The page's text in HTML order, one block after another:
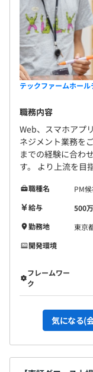
テックファームホー
職務内容
Web、スマホアプ
ネジメント業務を
までの経験に合わ
す。 より上流を目
職種名
PM
給与
500
勤務地
東京
開発環境
フレームワー
ク
気になる(